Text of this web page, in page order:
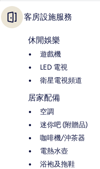
客房設施服務
休閒娛樂
遊戲機
LED 電視
衛星電視頻道
居家配備
空調
迷你吧 (附贈品)
咖啡機/沖茶器
電熱水壺
浴袍及拖鞋